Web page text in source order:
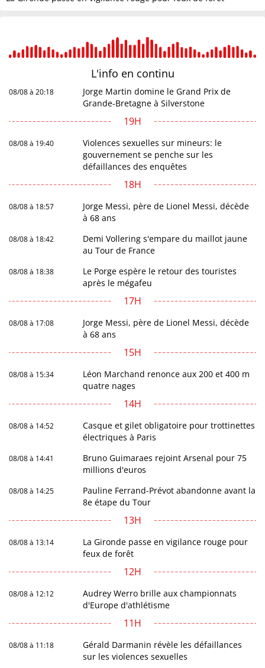
L'info en continu
08/08 à 20:18
Jorge Martin domine le Grand Prix de
Grande-Bretagne à Silverstone
19H
08/08 à 19:40
Violences sexuelles sur mineurs: le
gouvernement se penche sur les
défaillances des enquêtes
18H
08/08 à 18:57
Jorge Messi, père de Lionel Messi, décède
à 68 ans
08/08 à 18:42
Demi Vollering s'empare du maillot jaune
au Tour de France
08/08 à 18:38
Le Porge espère le retour des touristes
après le mégafeu
17H
08/08 à 17:08
Jorge Messi, père de Lionel Messi, décède
à 68 ans
15H
08/08 à 15:34
Léon Marchand renonce aux 200 et 400 m
quatre nages
14H
08/08 à 14:52
Casque et gilet obligatoire pour trottinettes
électriques à Paris
08/08 à 14:41
Bruno Guimaraes rejoint Arsenal pour 75
millions d'euros
08/08 à 14:25
Pauline Ferrand-Prévot abandonne avant la
8e étape du Tour
13H
08/08 à 13:14
La Gironde passe en vigilance rouge pour
feux de forêt
12H
08/08 à 12:12
Audrey Werro brille aux championnats
d'Europe d'athlétisme
11H
08/08 à 11:18
Gérald Darmanin révèle les défaillances
sur les violences sexuelles